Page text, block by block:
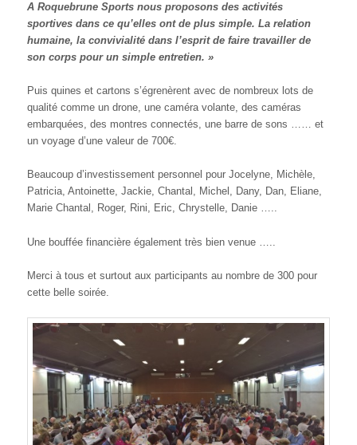
A Roquebrune Sports nous proposons des activités
sportives dans ce qu’elles ont de plus simple. La relation
humaine, la convivialité dans l’esprit de faire travailler de
son corps pour un simple entretien. »
Puis quines et cartons s’égrenèrent avec de nombreux lots de
qualité comme un drone, une caméra volante, des caméras
embarquées, des montres connectés, une barre de sons …… et
un voyage d’une valeur de 700€.
Beaucoup d’investissement personnel pour Jocelyne, Michèle,
Patricia, Antoinette, Jackie, Chantal, Michel, Dany, Dan, Eliane,
Marie Chantal, Roger, Rini, Eric, Chrystelle, Danie …..
Une bouffée financière également très bien venue …..
Merci à tous et surtout aux participants au nombre de 300 pour
cette belle soirée.